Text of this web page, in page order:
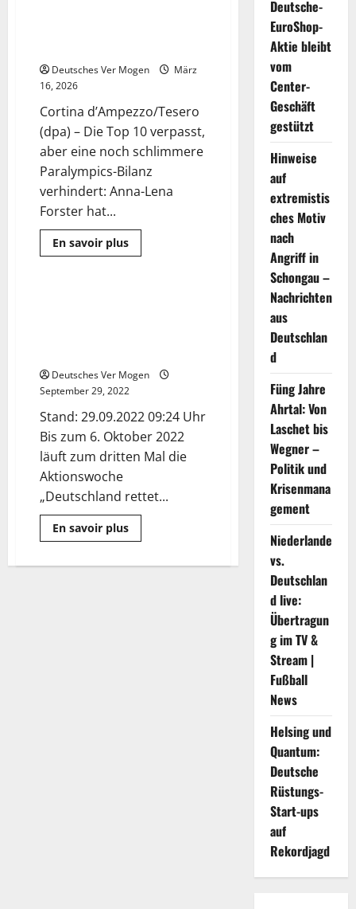
Deutsches Ver Mogen
März
16, 2026
Cortina d’Ampezzo/Tesero
(dpa) – Die Top 10 verpasst,
aber eine noch schlimmere
Paralympics-Bilanz
verhindert: Anna-Lena
Forster hat...
En savoir plusMehr
Informationen
Team
die
Bilanz
–
Sport
Nachrichten
Deutsches Ver Mogen
September 29, 2022
Stand: 29.09.2022 09:24 Uhr
Bis zum 6. Oktober 2022
läuft zum dritten Mal die
Aktionswoche
„Deutschland rettet...
En savoir plusMehr
Informationen
rettet
Deutsche-
EuroShop-
Aktie bleibt
vom
Center-
Geschäft
gestützt
Hinweise
auf
extremistis
ches Motiv
nach
Angriff in
Schongau –
Nachrichten
aus
Deutschlan
d
Füng Jahre
Ahrtal: Von
Laschet bis
Wegner –
Politik und
Krisenmana
gement
Niederlande
vs.
Deutschlan
d live:
Übertragun
g im TV &
Stream |
Fußball
News
Helsing und
Quantum:
Deutsche
Rüstungs-
Start-ups
auf
Rekordjagd